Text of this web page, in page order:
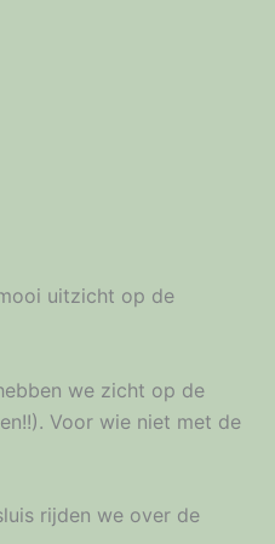
uitzicht op de
we zicht op de
Voor wie niet met de
rijden we over de